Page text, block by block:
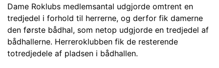
Dame Roklubs medlemsantal udgjorde omtrent en
tredjedel i forhold til herrerne, og derfor fik damerne
den første bådhal, som netop udgjorde en tredjedel af
bådhallerne. Herreroklubben fik de resterende
totredjedele af pladsen i bådhallen.